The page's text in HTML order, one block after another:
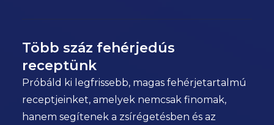
Több száz fehérjedús
receptünk
Próbáld ki legfrissebb, magas fehérjetartalmú
receptjeinket, amelyek nemcsak finomak,
hanem segítenek a zsírégetésben és az